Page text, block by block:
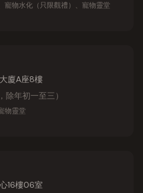
寵物水化（只限觀禮）、寵物靈堂
廈A座8樓
除年初一至三）
物靈堂
16樓06室